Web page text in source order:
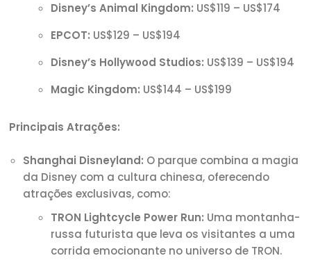
Disney’s Animal Kingdom: US$119 – US$174
EPCOT: US$129 – US$194
Disney’s Hollywood Studios: US$139 – US$194
Magic Kingdom: US$144 – US$199
Principais Atrações:
Shanghai Disneyland: O parque combina a magia
da Disney com a cultura chinesa, oferecendo
atrações exclusivas, como:
TRON Lightcycle Power Run: Uma montanha-
russa futurista que leva os visitantes a uma
corrida emocionante no universo de TRON.